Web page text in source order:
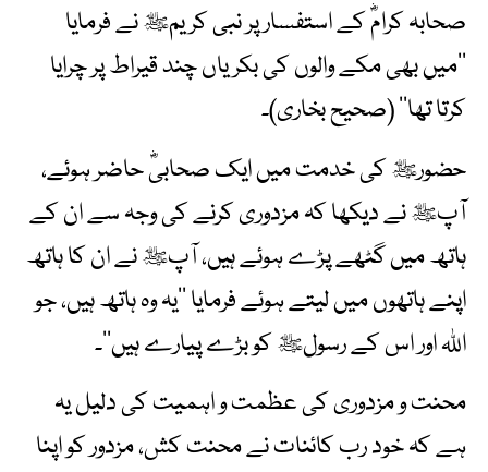
صحابہ کرامؓ کے استفسار پر نبی کریمﷺ نے فرمایا
’’میں بھی مکے والوں کی بکریاں چند قیراط پر چرایا
کرتا تھا‘‘ (صحیح بخاری)۔
حضورﷺ کی خدمت میں ایک صحابیؓ حاضر ہوئے،
آپﷺ نے دیکھا کہ مزدوری کرنے کی وجہ سے ان کے
ہاتھ میں گٹھے پڑے ہوئے ہیں، آپﷺ نے ان کا ہاتھ
اپنے ہاتھوں میں لیتے ہوئے فرمایا ’’یہ وہ ہاتھ ہیں، جو
اللہ اور اس کے رسولﷺ کو بڑے پیارے ہیں‘‘۔
محنت و مزدوری کی عظمت و اہمیت کی دلیل یہ
ہے کہ خود رب کائنات نے محنت کش، مزدور کو اپنا